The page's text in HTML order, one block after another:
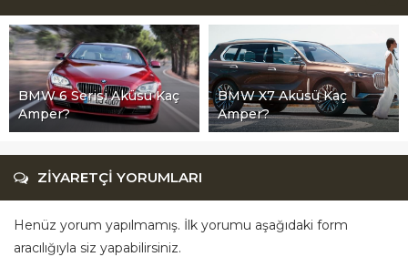
BMW 6 Serisi Aküsü Kaç
Amper?
BMW X7 Aküsü Kaç
Amper?
ZİYARETÇİ YORUMLARI
Henüz yorum yapılmamış. İlk yorumu aşağıdaki form
aracılığıyla siz yapabilirsiniz.